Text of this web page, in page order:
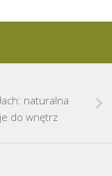
naturalna
do wnętrz